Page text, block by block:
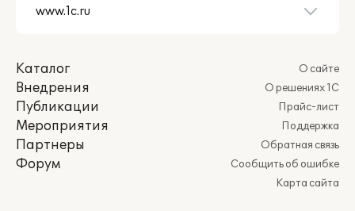
Каталог
Внедрения
Публикации
Мероприятия
Партнеры
Форум
О сайте
О решениях 1С
Прайс-лист
Поддержка
Обратная связь
Сообщить об ошибке
Карта сайта